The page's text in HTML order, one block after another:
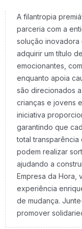
A filantropia
parceria com a
solução inovadora
adquirir um título
emocionantes,
enquanto apoia
são direcionados
crianças e jovens
iniciativa
garantindo que
total transparência
podem realizar
ajudando a
Empresa da Hora,
experiência
de mudança.
promover